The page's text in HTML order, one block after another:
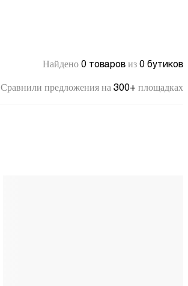
Найдено 0 товаров из 0 бутиков
Сравнили предложения на 300+ площадках